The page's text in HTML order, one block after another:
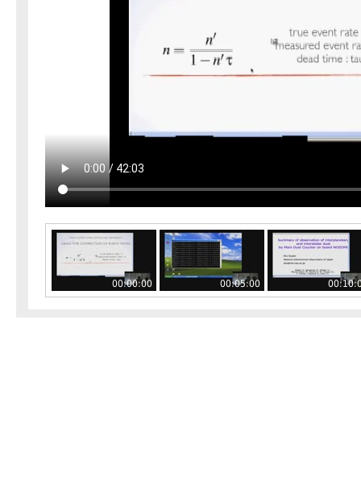
00:00:00 00:05:00